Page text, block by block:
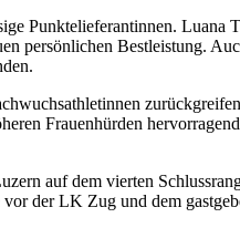
Punktelieferantinnen. Luana
persönlichen Bestleistung.
Frauenhürden
auf dem vierten
der LK Zug und dem